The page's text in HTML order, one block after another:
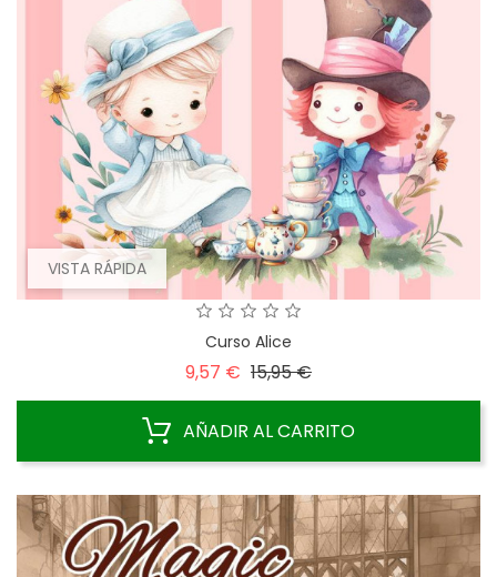
VISTA RÁPIDA
Curso Alice
9,57 € Precio
15,95 €Precio
AÑADIR AL CARRITO